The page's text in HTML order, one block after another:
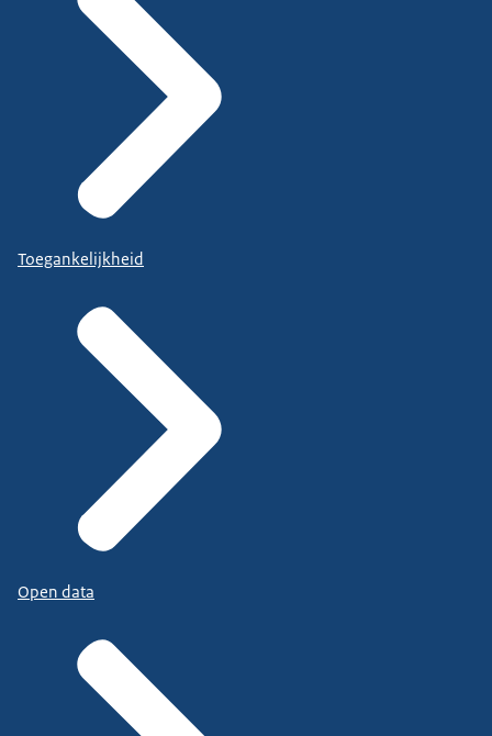
Toegankelijkheid
Open data